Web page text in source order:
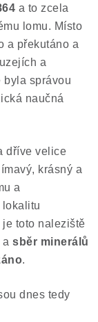
a to zcela
lomu. Místo
a překutáno a
a
byla správou
naučná
dříve velice
krásný a
a
lokalitu
toto naleziště
sběr minerálů
.
dnes tedy